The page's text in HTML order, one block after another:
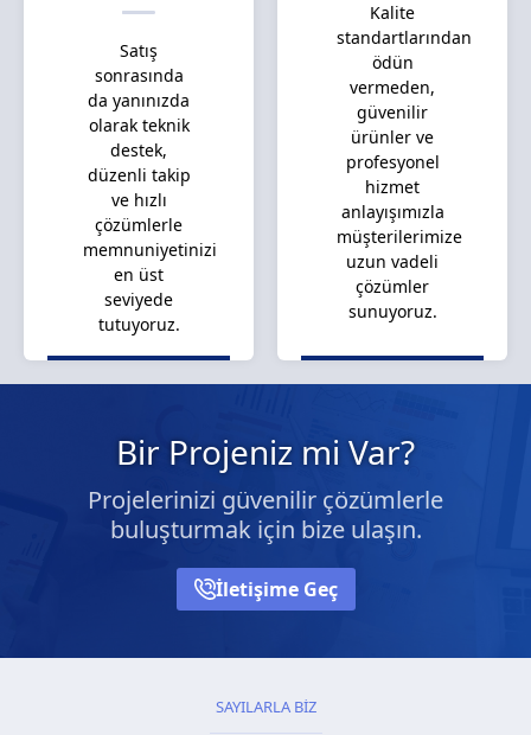
Satış
sonrasında
da yanınızda
olarak teknik
destek,
düzenli takip
ve hızlı
çözümlerle
memnuniyetinizi
en üst
seviyede
tutuyoruz.
Kalite
standartlarından
ödün
vermeden,
güvenilir
ürünler ve
profesyonel
hizmet
anlayışımızla
müşterilerimize
uzun vadeli
çözümler
sunuyoruz.
Bir Projeniz mi Var?
Projelerinizi güvenilir çözümlerle
buluşturmak için bize ulaşın.
İletişime Geç
SAYILARLA BİZ